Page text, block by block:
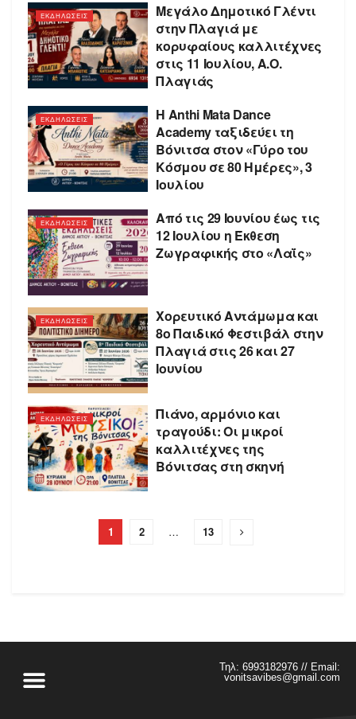
ΕΚΔΗΛΩΣΕΙΣ
Μεγάλο Δημοτικό Γλέντι
στην Πλαγιά με
κορυφαίους καλλιτέχνες
στις 11 Ιουλίου, Α.Ο.
Πλαγιάς
ΕΚΔΗΛΩΣΕΙΣ
Η Anthi Mata Dance
Academy ταξιδεύει τη
Βόνιτσα στον «Γύρο του
Κόσμου σε 80 Ημέρες», 3
Ιουλίου
ΕΚΔΗΛΩΣΕΙΣ
Από τις 29 Ιουνίου έως τις
12 Ιουλίου η Έκθεση
Ζωγραφικής στο «Λαΐς»
ΕΚΔΗΛΩΣΕΙΣ
Χορευτικό Αντάμωμα και
8ο Παιδικό Φεστιβάλ στην
Πλαγιά στις 26 και 27
Ιουνίου
ΕΚΔΗΛΩΣΕΙΣ
Πιάνο, αρμόνιο και
τραγούδι: Οι μικροί
καλλιτέχνες της
Βόνιτσας στη σκηνή
1 2 … 13
Τηλ: 6993182976 // Email:
vonitsavibes@gmail.com